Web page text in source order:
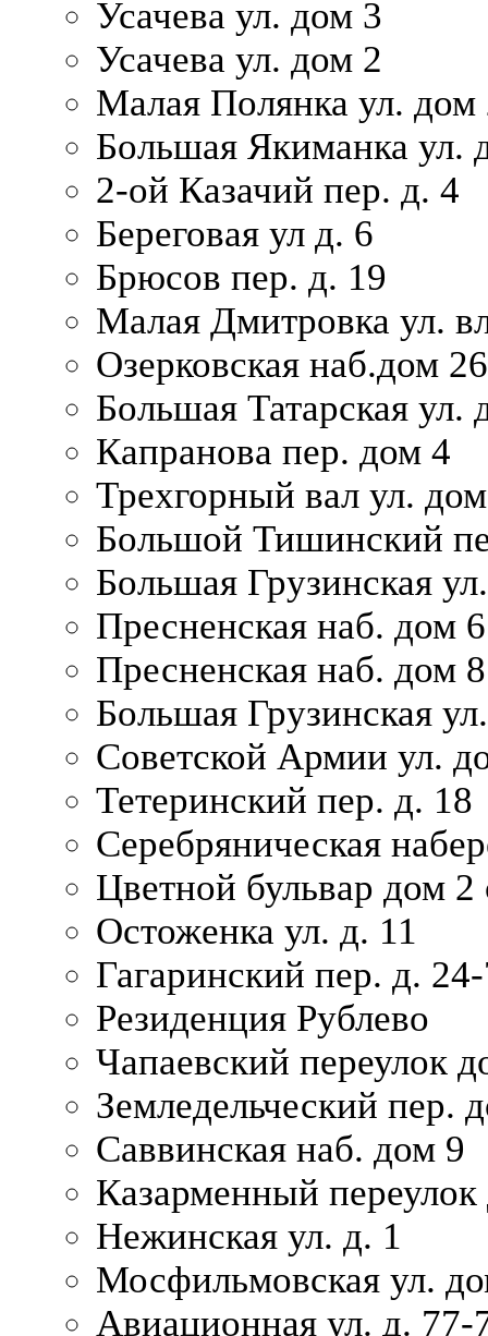
Усачева ул. дом 3
Усачева ул. дом 2
Малая Полянка ул. дом
Большая Якиманка ул.
2-ой Казачий пер. д. 4
Береговая ул д. 6
Брюсов пер. д. 19
Малая Дмитровка ул.
Озерковская наб.дом 26
Большая Татарская ул.
Капранова пер. дом 4
Трехгорный вал ул.
Большой Тишинский
Большая Грузинская
Пресненская наб. дом
Пресненская наб. дом 8
Большая Грузинская
Советской Армии ул.
Тетеринский пер. д. 18
Серебряническая
Цветной бульвар дом 2
Остоженка ул. д. 11
Гагаринский пер. д.
Резиденция Рублево
Чапаевский переулок
Земледельческий пер.
Саввинская наб. дом 9
Казарменный переулок
Нежинская ул. д. 1
Мосфильмовская ул.
Авиационная ул. д. 77-